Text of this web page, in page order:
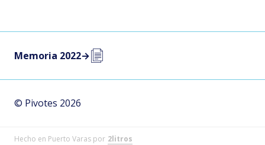
© Pivotes 2026
Memoria 2022→
Hecho en Puerto Varas por 2litros